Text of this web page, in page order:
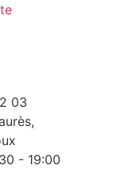
03
- 19:00